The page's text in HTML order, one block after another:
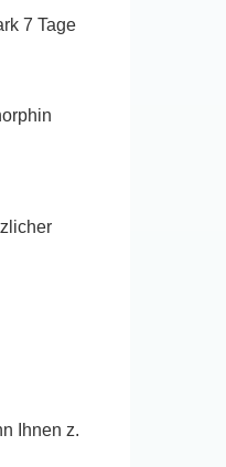
7 Tage
Ihnen z.